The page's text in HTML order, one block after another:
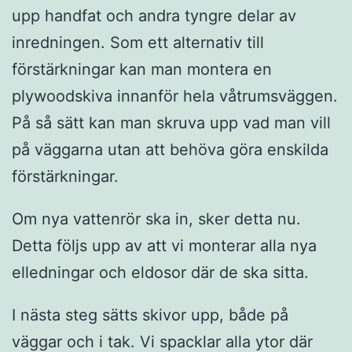
upp handfat och andra tyngre delar av
inredningen. Som ett alternativ till
förstärkningar kan man montera en
plywoodskiva innanför hela våtrumsväggen.
På så sätt kan man skruva upp vad man vill
på väggarna utan att behöva göra enskilda
förstärkningar.
Om nya vattenrör ska in, sker detta nu.
Detta följs upp av att vi monterar alla nya
elledningar och eldosor där de ska sitta.
I nästa steg sätts skivor upp, både på
väggar och i tak. Vi spacklar alla ytor där